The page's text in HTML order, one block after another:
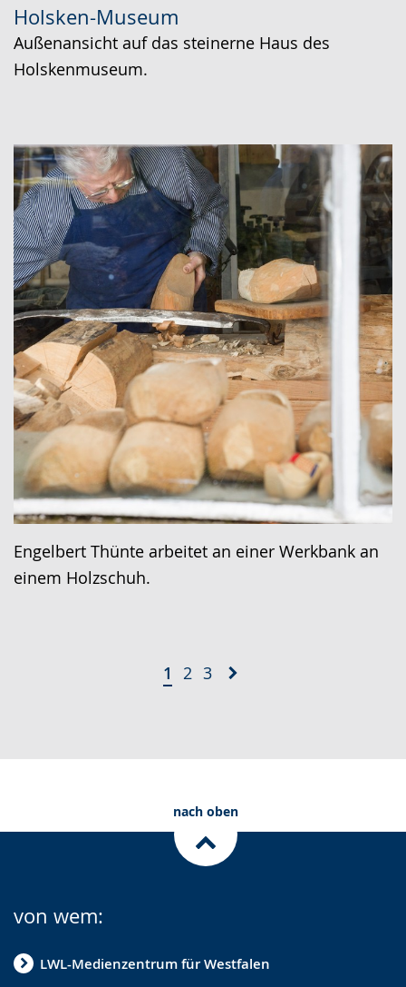
Holsken-Museum
Außenansicht auf das steinerne Haus des
Holskenmuseum.
Engelbert Thünte arbeitet an einer Werkbank an
einem Holzschuh.
1 2 3
nach oben
von wem:
LWL-Medienzentrum für Westfalen